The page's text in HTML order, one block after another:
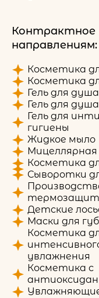
Контрактное
направлениям:
Косметика
Косметика
Гель для
Гель для
Гель для
гигиены
Жидкое мыло
Мицеллярная
Косметика
Сыворотки
Детские
Маски для губ
Косметика
увлажнения
Косметика с